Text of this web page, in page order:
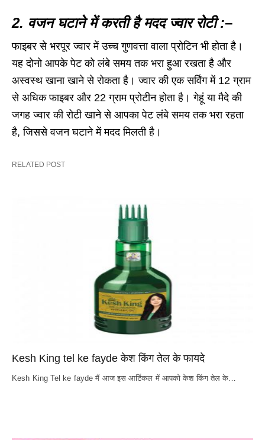
2. वजन घटाने में करती है मदद ज्वार रोटी :–
फाइबर से भरपूर ज्वार में उच्च गुणवत्ता वाला प्रोटिन भी होता है।
यह दोनो आपके पेट को लंबे समय तक भरा हुआ रखता है और
अस्वस्थ खाना खाने से रोकता है। ज्वार की एक सर्विंग में 12 ग्राम
से अधिक फाइबर और 22 ग्राम प्रोटीन होता है। गेहूं या मैदे की
जगह ज्वार की रोटी खाने से आपका पेट लंबे समय तक भरा रहता
है, जिससे वजन घटाने में मदद मिलती है।
RELATED POST
Kesh King tel ke fayde केश किंग तेल के फायदे
Kesh King Tel ke fayde मैं आज इस आर्टिकल में आपको केश किंग तेल के…